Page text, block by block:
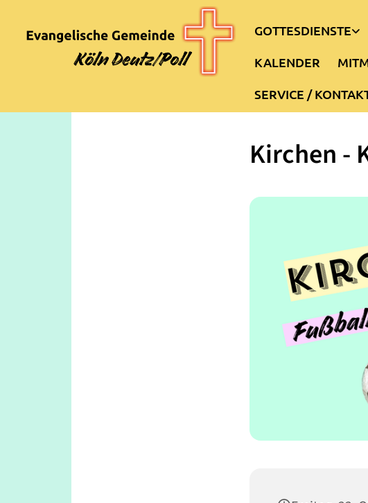
GOTTESDIENSTE
KALENDER
SERVICE /
Kirchen -